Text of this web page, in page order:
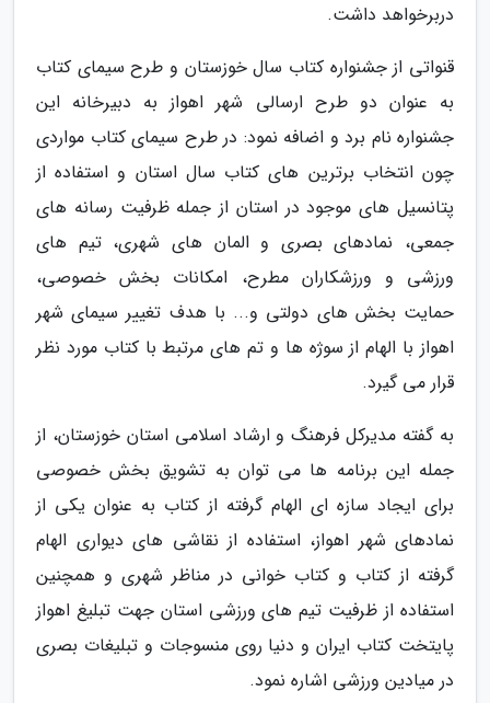
دربرخواهد داشت.
قنواتی از جشنواره کتاب سال خوزستان و طرح سیمای کتاب
به عنوان دو طرح ارسالی شهر اهواز به دبیرخانه این
جشنواره نام برد و اضافه نمود: در طرح سیمای کتاب مواردی
چون انتخاب برترین های کتاب سال استان و استفاده از
پتانسیل های موجود در استان از جمله ظرفیت رسانه های
جمعی، نمادهای بصری و المان های شهری، تیم های
ورزشی و ورزشکاران مطرح، امکانات بخش خصوصی،
حمایت بخش های دولتی و... با هدف تغییر سیمای شهر
اهواز با الهام از سوژه ها و تم های مرتبط با کتاب مورد نظر
قرار می گیرد.
به گفته مدیرکل فرهنگ و ارشاد اسلامی استان خوزستان، از
جمله این برنامه ها می توان به تشویق بخش خصوصی
برای ایجاد سازه ای الهام گرفته از کتاب به عنوان یکی از
نمادهای شهر اهواز، استفاده از نقاشی های دیواری الهام
گرفته از کتاب و کتاب خوانی در مناظر شهری و همچنین
استفاده از ظرفیت تیم های ورزشی استان جهت تبلیغ اهواز
پایتخت کتاب ایران و دنیا روی منسوجات و تبلیغات بصری
در میادین ورزشی اشاره نمود.